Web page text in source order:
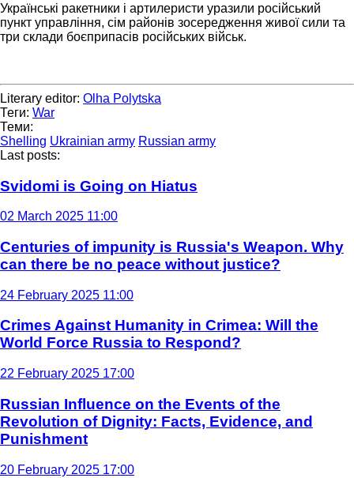
Українські ракетники і артилеристи уразили російський
пункт управління, сім районів зосередження живої сили та
три склади боєприпасів російських військ.
Literary editor: Olha Polytska
Теги: War
Теми:
Shelling Ukrainian army Russian army
Last posts:
Svidomi is Going on Hiatus
02 March 2025 11:00
Centuries of impunity is Russia's Weapon. Why
can there be no peace without justice?
24 February 2025 11:00
Crimes Against Humanity in Crimea: Will the
World Force Russia to Respond?
22 February 2025 17:00
Russian Influence on the Events of the
Revolution of Dignity: Facts, Evidence, and
Punishment
20 February 2025 17:00